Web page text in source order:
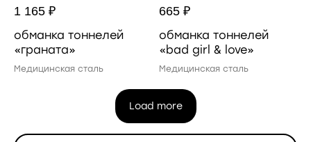
1 165 ₽
обманка тоннелей
«граната»
Медицинская сталь
665 ₽
обманка тоннелей
«bad girl & love»
Медицинская сталь
Load more